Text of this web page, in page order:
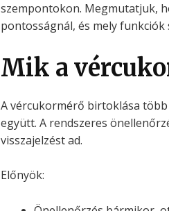
szempontokon. Megmutatjuk,
pontosságnál, és mely
Mik a
A vércukormérő birtoklása
együtt. A rendszeres
visszajelzést ad.
Előnyök: